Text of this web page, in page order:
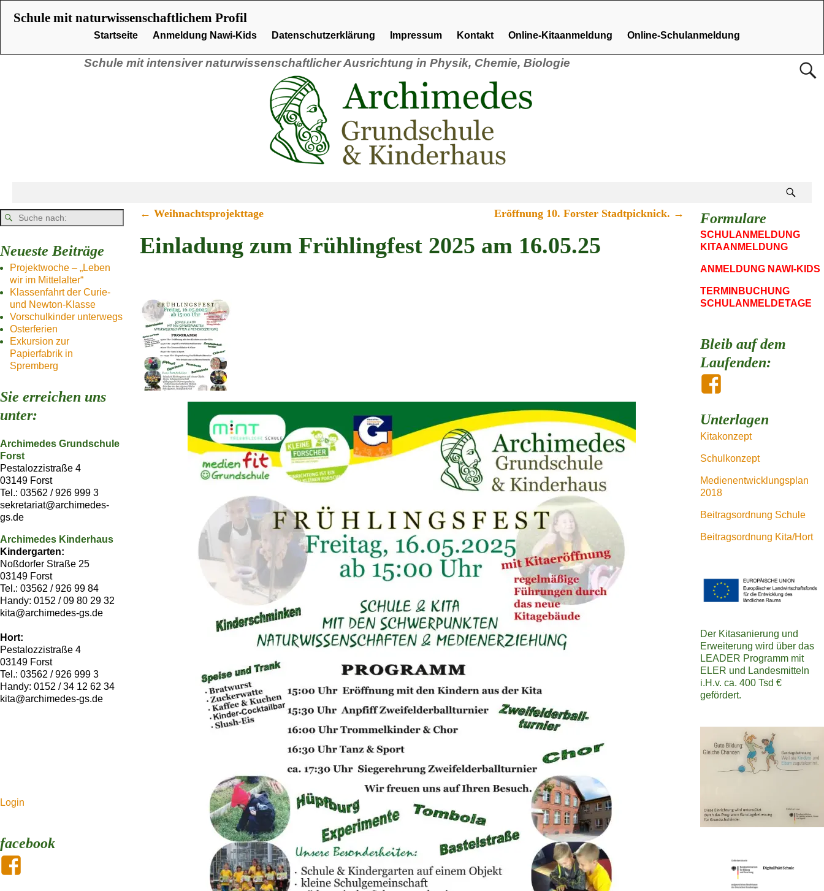
Schule mit intensiver naturwissenschaftlicher Ausrichtung in Physik, Chemie, Biologie
Schule mit naturwissenschaftlichem Profil
Startseite Anmeldung Nawi-Kids Datenschutzerklärung Impressum Kontakt Online-Kitaanmeldung Online-Schulanmeldung
← Weihnachtsprojekttage Eröffnung 10. Forster Stadtpicknick. →
Einladung zum Frühlingfest 2025 am 16.05.25
Neueste Beiträge
Projektwoche – „Leben
wir im Mittelalter“
Klassenfahrt der Curie-
und Newton-Klasse
Vorschulkinder unterwegs
Osterferien
Exkursion zur
Papierfabrik in
Spremberg
Sie erreichen uns
unter:
Archimedes Grundschule
Forst
Pestalozzistraße 4
03149 Forst
Tel.: 03562 / 926 999 3
sekretariat@archimedes-
gs.de
Archimedes Kinderhaus
Kindergarten:
Noßdorfer Straße 25
03149 Forst
Tel.: 03562 / 926 99 84
Handy: 0152 / 09 80 29 32
kita@archimedes-gs.de
Hort:
Pestalozzistraße 4
03149 Forst
Tel.: 03562 / 926 999 3
Handy: 0152 / 34 12 62 34
kita@archimedes-gs.de
Login
facebook
Formulare
SCHULANMELDUNG
KITAANMELDUNG
ANMELDUNG NAWI-KIDS
TERMINBUCHUNG
SCHULANMELDETAGE
Bleib auf dem
Laufenden:
Unterlagen
Kitakonzept
Schulkonzept
Medienentwicklungsplan
2018
Beitragsordnung Schule
Beitragsordnung Kita/Hort
Der Kitasanierung und
Erweiterung wird über das
LEADER Programm mit
ELER und Landesmitteln
i.H.v. ca. 400 Tsd €
gefördert.